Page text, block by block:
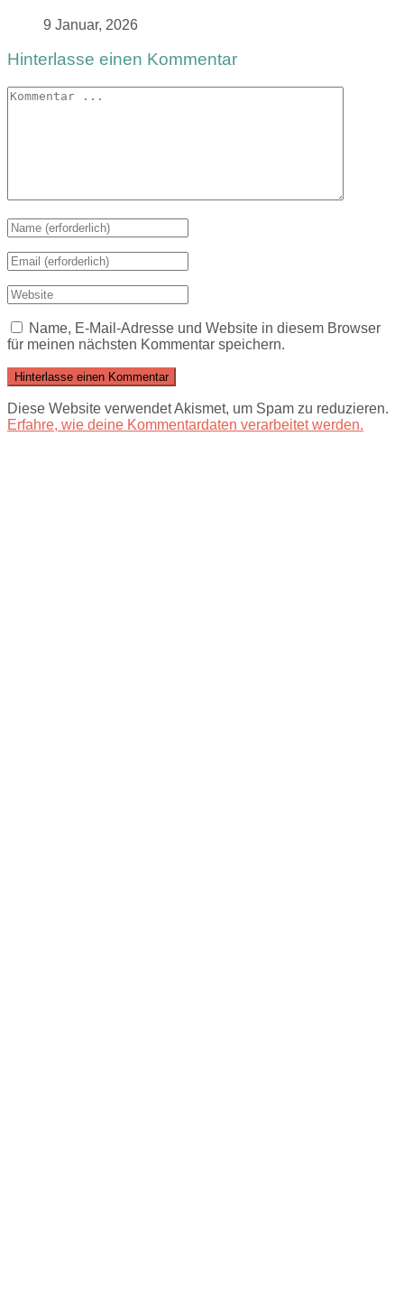
9 Januar, 2026
Hinterlasse einen Kommentar
Name, E-Mail-Adresse und Website in diesem Browser
für meinen nächsten Kommentar speichern.
Diese Website verwendet Akismet, um Spam zu reduzieren.
Erfahre, wie deine Kommentardaten verarbeitet werden.